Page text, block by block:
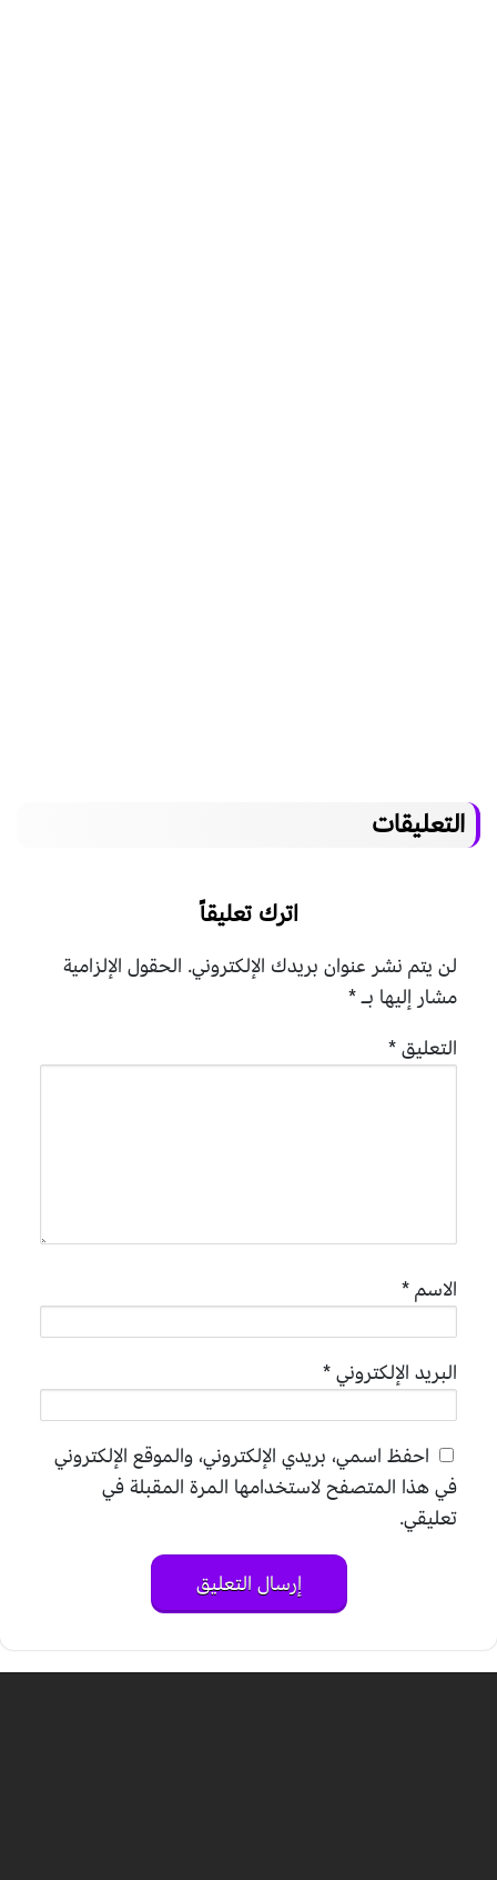
التعليقات
اترك تعليقاً
لن يتم نشر عنوان بريدك الإلكتروني. الحقول الإلزامية
مشار إليها بـ*
التعليق*
الاسم*
البريد الإلكتروني*
احفظ اسمي، بريدي الإلكتروني، والموقع الإلكتروني
في هذا المتصفح لاستخدامها المرة المقبلة في
تعليقي.